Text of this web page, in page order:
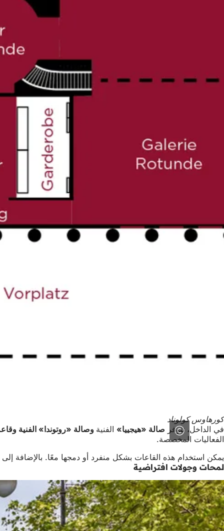
كورهاوس كولوناد
في الداخل، تتوفر صالة «هيجييا» الفنية وصالة «روتوندا» الفنية
الفعاليات المخصصة.
يمكن استخدام هذه القاعات بشكل منفرد أو دمجها معًا. بالإضافة
لمحات وجولات افتراضية